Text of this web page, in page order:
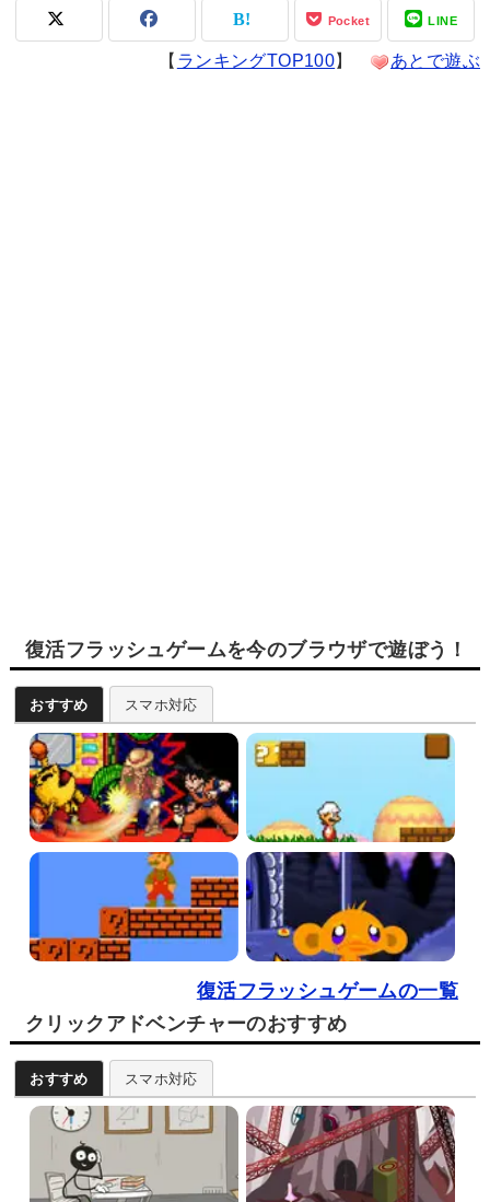
Pocket LINE
【 ランキングTOP100】 あとで遊ぶ
復活フラッシュゲームを今のブラウザで遊ぼう！
おすすめ スマホ対応
復活フラッシュゲームの一覧
クリックアドベンチャーのおすすめ
おすすめ スマホ対応